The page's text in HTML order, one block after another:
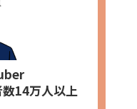
14万人以上